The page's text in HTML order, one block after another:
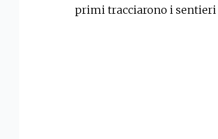
primi tracciarono i sentieri